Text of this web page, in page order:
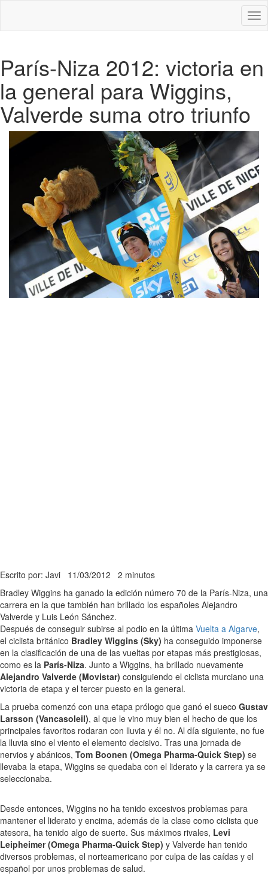
París-Niza 2012: victoria en
la general para Wiggins,
Valverde suma otro triunfo
Escrito por: Javi 11/03/2012 2 minutos
Bradley Wiggins ha ganado la edición número 70 de la París-Niza, una
carrera en la que también han brillado los españoles Alejandro
Valverde y Luis León Sánchez.
Después de conseguir subirse al podio en la última Vuelta a Algarve,
el ciclista británico Bradley Wiggins (Sky) ha conseguido imponerse
en la clasificación de una de las vueltas por etapas más prestigiosas,
como es la París-Niza. Junto a Wiggins, ha brillado nuevamente
Alejandro Valverde (Movistar) consiguiendo el ciclista murciano una
victoria de etapa y el tercer puesto en la general.
La prueba comenzó con una etapa prólogo que ganó el sueco Gustav
Larsson (Vancasoleil), al que le vino muy bien el hecho de que los
principales favoritos rodaran con lluvia y él no. Al día siguiente, no fue
la lluvia sino el viento el elemento decisivo. Tras una jornada de
nervios y abánicos, Tom Boonen (Omega Pharma-Quick Step) se
llevaba la etapa, Wiggins se quedaba con el liderato y la carrera ya se
seleccionaba.
Desde entonces, Wiggins no ha tenido excesivos problemas para
mantener el liderato y encima, además de la clase como ciclista que
atesora, ha tenido algo de suerte. Sus máximos rivales, Levi
Leipheimer (Omega Pharma-Quick Step) y Valverde han tenido
diversos problemas, el norteamericano por culpa de las caídas y el
español por unos problemas de salud.